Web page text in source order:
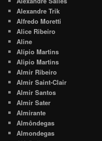
Alexandre Trik
Alfredo Moretti
Alice Ribeiro
Aline
Alípio Martins
Alipio Martins
Almir Ribeiro
Almir Saint-Clair
Almir Santos
Almir Sater
Almirante
Almôndegas
Almondegas